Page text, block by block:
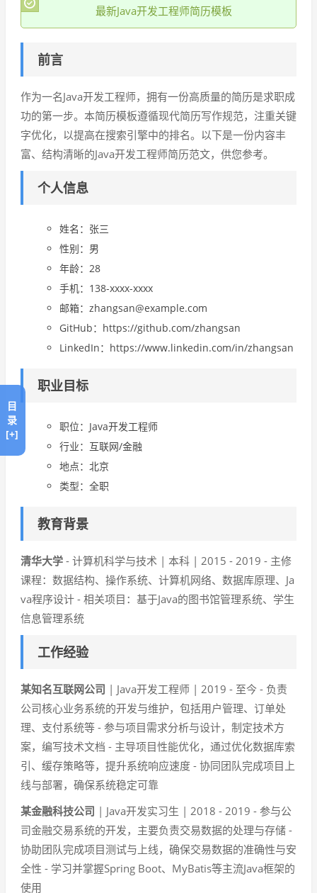
最新Java开发工程师简历模板
前言
作为一名Java开发工程师，拥有一份高质量的简历是求职成
功的第一步。本简历模板遵循现代简历写作规范，注重关键
字优化，以提高在搜索引擎中的排名。以下是一份内容丰
富、结构清晰的Java开发工程师简历范文，供您参考。
个人信息
姓名：张三
性别：男
年龄：28
手机：138-xxxx-xxxx
邮箱：zhangsan@example.com
GitHub：https://github.com/zhangsan
LinkedIn：https://www.linkedin.com/in/zhangsan
职业目标
职位：Java开发工程师
行业：互联网/金融
地点：北京
类型：全职
教育背景
清华大学 - 计算机科学与技术 | 本科 | 2015 - 2019 - 主修
课程：数据结构、操作系统、计算机网络、数据库原理、Ja
va程序设计 - 相关项目：基于Java的图书馆管理系统、学生
信息管理系统
工作经验
某知名互联网公司 | Java开发工程师 | 2019 - 至今 - 负责
公司核心业务系统的开发与维护，包括用户管理、订单处
理、支付系统等 - 参与项目需求分析与设计，制定技术方
案，编写技术文档 - 主导项目性能优化，通过优化数据库索
引、缓存策略等，提升系统响应速度 - 协同团队完成项目上
线与部署，确保系统稳定可靠
某金融科技公司 | Java开发实习生 | 2018 - 2019 - 参与公
司金融交易系统的开发，主要负责交易数据的处理与存储 -
协助团队完成项目测试与上线，确保交易数据的准确性与安
全性 - 学习并掌握Spring Boot、MyBatis等主流Java框架的
使用
目
录
[+]